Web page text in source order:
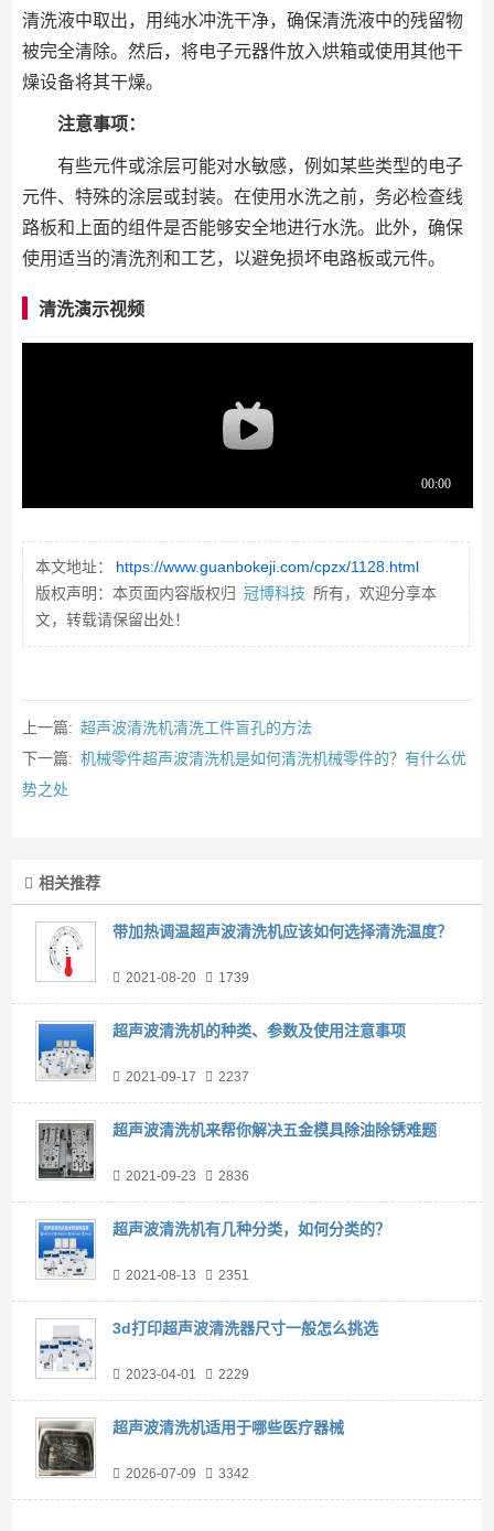
清洗液中取出，用纯水冲洗干净，确保清洗液中的残留物
被完全清除。然后，将电子元器件放入烘箱或使用其他干
燥设备将其干燥。
注意事项：
有些元件或涂层可能对水敏感，例如某些类型的电子
元件、特殊的涂层或封装。在使用水洗之前，务必检查线
路板和上面的组件是否能够安全地进行水洗。此外，确保
使用适当的清洗剂和工艺，以避免损坏电路板或元件。
清洗演示视频
本文地址：
https://www.guanbokeji.com/cpzx/1128.html
版权声明：本页面内容版权归 冠博科技 所有，欢迎分享本
文，转载请保留出处！
上一篇: 超声波清洗机清洗工件盲孔的方法
下一篇: 机械零件超声波清洗机是如何清洗机械零件的？有什么优
势之处
相关推荐
带加热调温超声波清洗机应该如何选择清洗温度？
2021-08-20 1739
超声波清洗机的种类、参数及使用注意事项
2021-09-17 2237
超声波清洗机来帮你解决五金模具除油除锈难题
2021-09-23 2836
超声波清洗机有几种分类，如何分类的？
2021-08-13 2351
3d打印超声波清洗器尺寸一般怎么挑选
2023-04-01 2229
超声波清洗机适用于哪些医疗器械
2026-07-09 3342